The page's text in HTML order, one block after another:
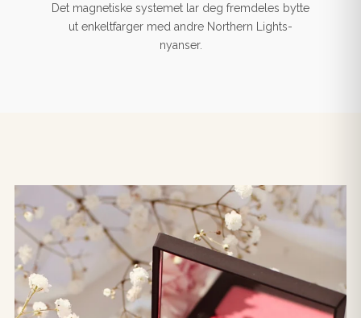
Det magnetiske systemet lar deg fremdeles bytte
ut enkeltfarger med andre Northern Lights-
nyanser.